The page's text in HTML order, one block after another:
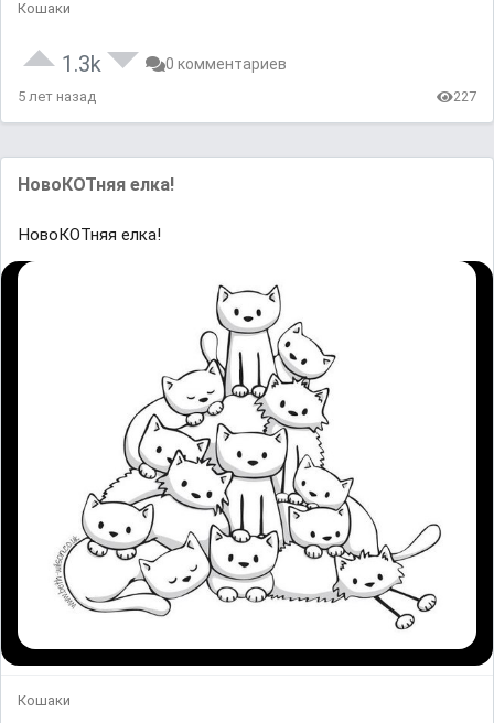
Кошаки
1.3k 0 комментариев
5 лет назад 227
НовоКОТняя елка!
НовоКОТняя елка!
Кошаки